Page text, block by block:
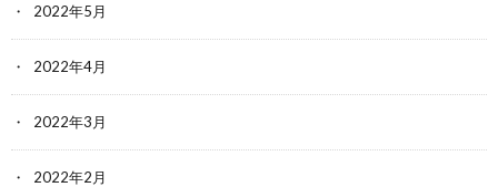
2022年5月
2022年4月
2022年3月
2022年2月